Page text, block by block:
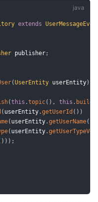
extends
publisher;
(UserEntity userEntity)
(this .topic( ) , this .
( userEntity .getUserId ( ) )
( userEntity .getUserName(
( userEntity .getUserTypeVO
) ) ) ;